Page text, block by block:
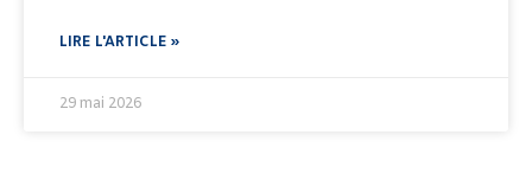
LIRE L'ARTICLE »
29 mai 2026